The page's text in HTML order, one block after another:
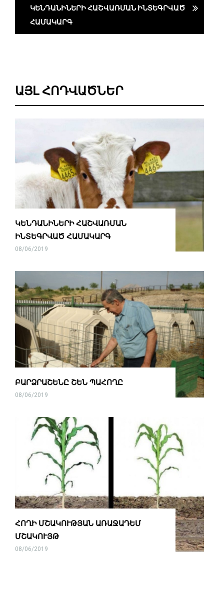
ԿԵՆԴԱՆԻՆԵՐԻ ՀԱՇՎԱՌՄԱՆ ԻՆՏԵԳՐՎԱԾ
ՀԱՄԱԿԱՐԳ
ԱՅԼ ՀՈԴՎԱԾՆԵՐ
ԿԵՆԴԱՆԻՆԵՐԻ ՀԱՇՎԱՌՄԱՆ
ԻՆՏԵԳՐՎԱԾ ՀԱՄԱԿԱՐԳ
08/06/2019
ԲԱՐՁՐԱՇԵՆԸ ՇԵՆ ՊԱՀՈՂԸ
08/06/2019
ՀՈՂԻ ՄՇԱԿՈՒԹՅԱՆ ԱՌԱՋԱԴԵՄ
ՄՇԱԿՈՒՅԹ
08/06/2019